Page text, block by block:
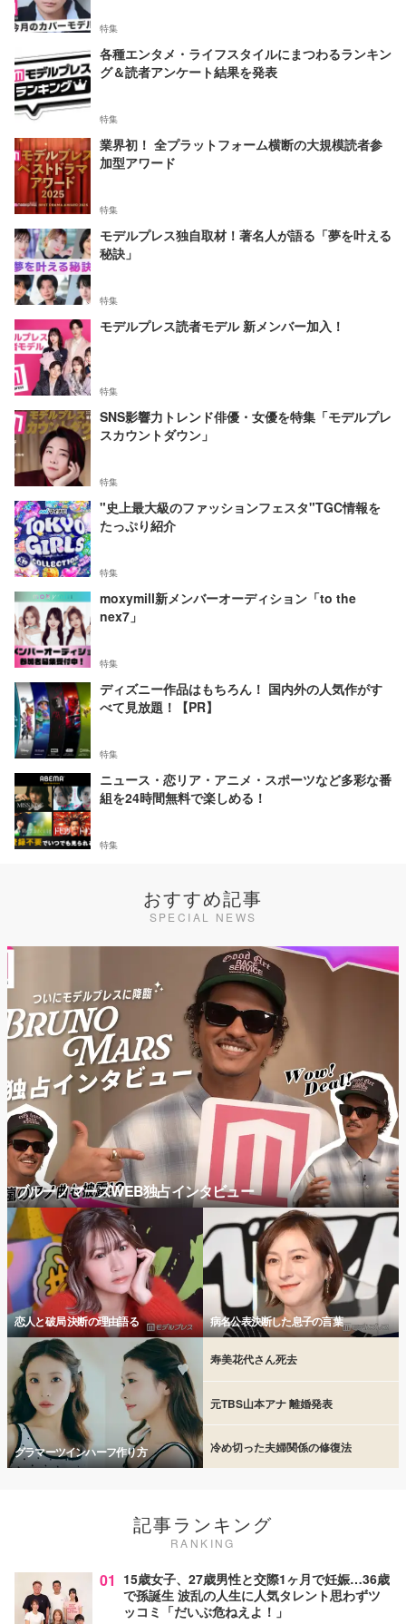
特集
各種エンタメ・ライフスタイルにまつわるランキン
グ＆読者アンケート結果を発表
特集
業界初！ 全プラットフォーム横断の大規模読者参
加型アワード
特集
モデルプレス独自取材！著名人が語る「夢を叶える
秘訣」
特集
モデルプレス読者モデル 新メンバー加入！
特集
SNS影響力トレンド俳優・女優を特集「モデルプレ
スカウントダウン」
特集
"史上最大級のファッションフェスタ"TGC情報を
たっぷり紹介
特集
moxymill新メンバーオーディション「to the
nex7」
特集
ディズニー作品はもちろん！ 国内外の人気作がす
べて見放題！【PR】
特集
ニュース・恋リア・アニメ・スポーツなど多彩な番
組を24時間無料で楽しめる！
特集
おすすめ記事
SPECIAL NEWS
ブルーノマーズWEB独占インタビュー
恋人と破局 決断の理由語る 病名公表決断した息子の言葉
グラマーツインハーフ作り方
寿美花代さん死去
元TBS山本アナ 離婚発表
冷め切った夫婦関係の修復法
記事ランキング
RANKING
01 15歳女子、27歳男性と交際1ヶ月で妊娠…36歳
で孫誕生 波乱の人生に人気タレント思わずツ
ッコミ「だいぶ危ねえよ！」